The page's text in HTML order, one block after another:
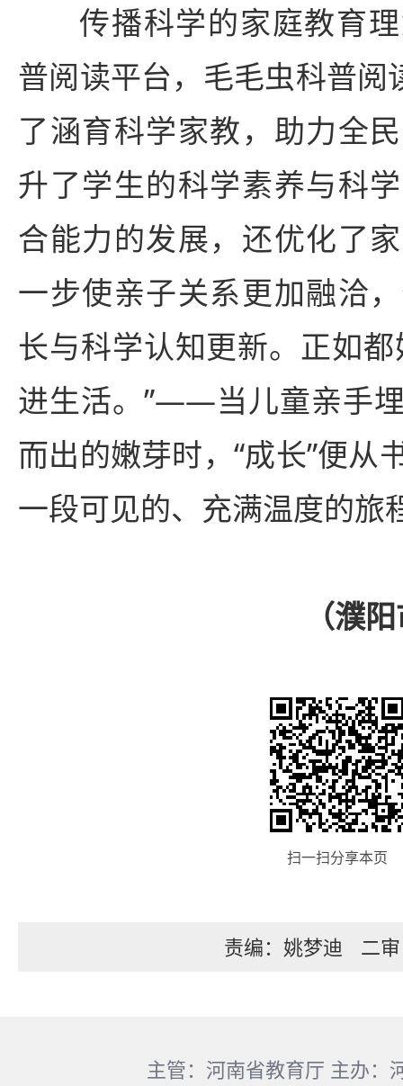
传播科学的家庭教育
普阅读平台，毛毛虫科普阅
了涵育科学家教，助力全
升了学生的科学素养与科
合能力的发展，还优化了
一步使亲子关系更加融洽
长与科学认知更新。正如
进生活。”——当儿童亲手
而出的嫩芽时，“成长”便从
一段可见的、充满温度的旅
（濮
扫一扫分享本页
责编：姚梦迪 二
主管：河南省教育厅 主办：